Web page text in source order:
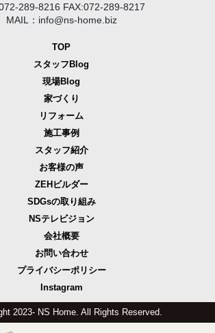
289-8216 FAX:072-289-8217
MAIL：info@ns-home.biz
TOP
スタッフBlog
現場Blog
家づくり
リフォーム
施工事例
スタッフ紹介
お客様の声
ZEHビルダー
SDGsの取り組み
NSテレビジョン
会社概要
お問い合わせ
プライバシーポリシー
Instagram
2023- NS Home. All Rights Reserved.